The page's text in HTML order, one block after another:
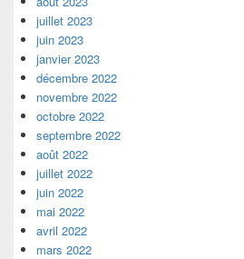
juillet 2023
juin 2023
janvier 2023
décembre 2022
novembre 2022
octobre 2022
septembre 2022
août 2022
juillet 2022
juin 2022
mai 2022
avril 2022
mars 2022